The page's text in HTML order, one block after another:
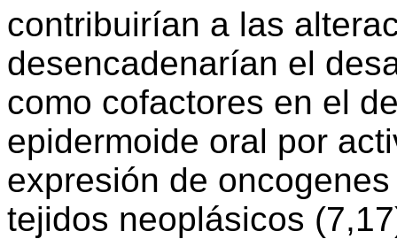
contribuirían a las
desencadenarían el
como cofactores en el
epidermoide oral por
expresión de
tejidos neoplásicos